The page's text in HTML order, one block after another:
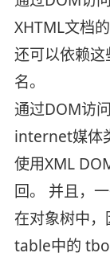
XHTML文档
还可以依赖
名。
通过DOM访
internet媒体
使用XML
回。 并且，
在对象树中
table中的